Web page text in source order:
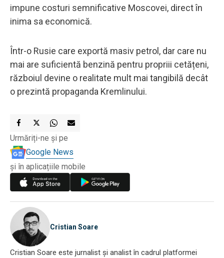
impune costuri semnificative Moscovei, direct în
inima sa economică.
Într-o Rusie care exportă masiv petrol, dar care nu
mai are suficientă benzină pentru propriii cetățeni,
războiul devine o realitate mult mai tangibilă decât
o prezintă propaganda Kremlinului.
Urmăriți-ne și pe
Google News
și în aplicațiile mobile
Cristian Soare
Cristian Soare este jurnalist și analist în cadrul platformei